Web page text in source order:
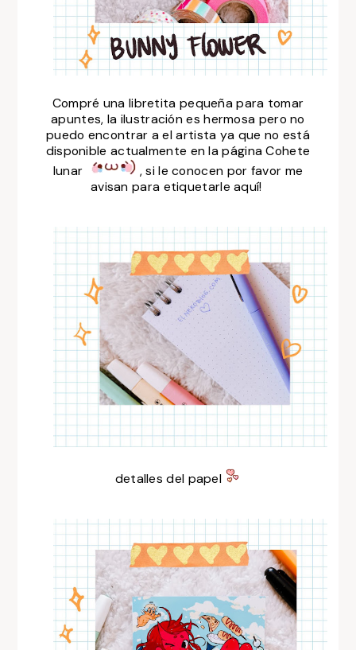
Compré una libretita pequeña para tomar
apuntes, la ilustración es hermosa pero no
puedo encontrar a el artista ya que no está
disponible actualmente en la página Cohete
lunar
, si le conocen por favor me
avisan para etiquetarle aquí!
detalles del papel